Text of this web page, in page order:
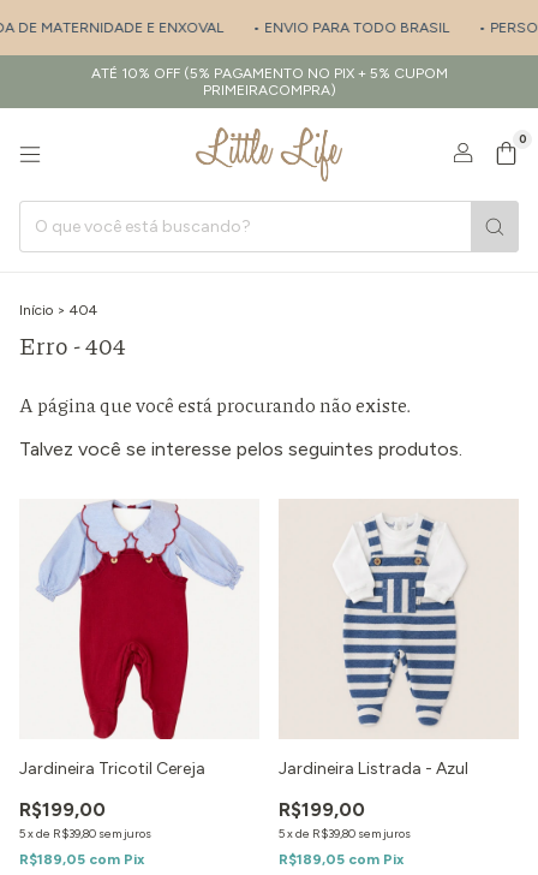
DE MATERNIDADE E ENXOVAL • ENVIO PARA TODO BRASIL •
ATÉ 10% OFF (5% PAGAMENTO NO PIX + 5% CUPOM
PRIMEIRACOMPRA)
0
Início > 404
Erro - 404
A página que você está procurando não existe.
Talvez você se interesse pelos seguintes produtos.
Jardineira Tricotil Cereja
R$199,00
5xde R$39,80 sem juros
R$189,05 com Pix
Jardineira Listrada - Azul
R$199,00
5xde R$39,80 sem juros
R$189,05 com Pix